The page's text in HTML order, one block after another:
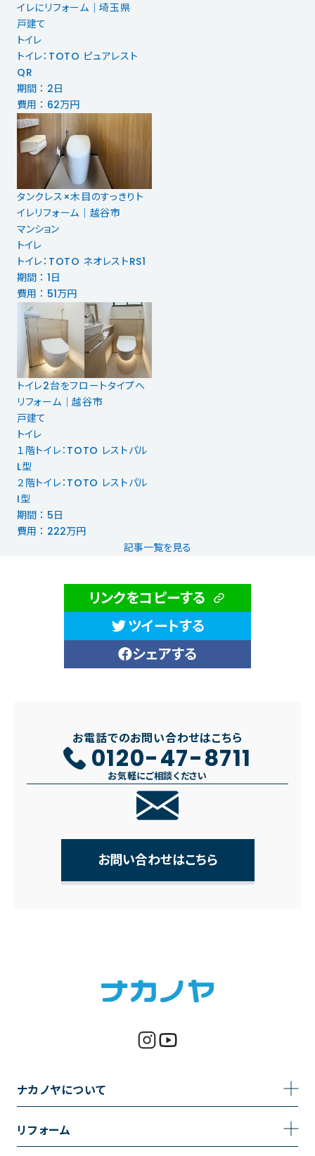
イレにリフォーム｜埼玉県
戸建て
トイレ
トイレ：TOTO ピュアレスト
QR
期間 ： 2日
費用 ： 62万円
タンクレス×木目のすっきりト
イレリフォーム｜越谷市
マンション
トイレ
トイレ：TOTO ネオレストRS1
期間 ： 1日
費用 ： 51万円
トイレ2台をフロートタイプへ
リフォーム｜越谷市
戸建て
トイレ
１階トイレ：TOTO レストパル
L型
２階トイレ：TOTO レストパル
I型
期間 ： 5日
費用 ： 222万円
記事一覧を見る
リンクをコピーする
ツイートする
シェアする
お電話でのお問い合わせはこちら
0120-47-8711
お気軽にご相談ください
お問い合わせはこちら
ナカノヤについて
事業内容
リフォーム